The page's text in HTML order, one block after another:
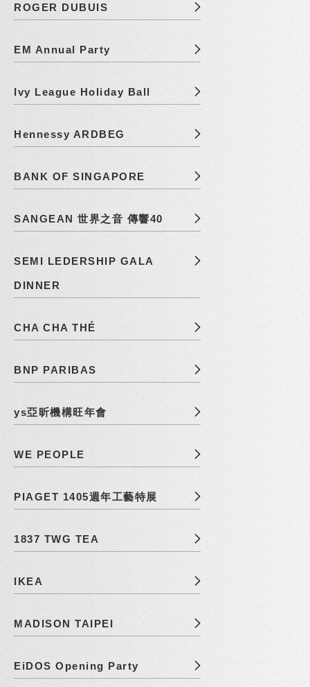
ROGER DUBUIS
EM Annual Party
Ivy League Holiday Ball
Hennessy ARDBEG
BANK OF SINGAPORE
SANGEAN 世界之音 傳響40
SEMI LEDERSHIP GALA
DINNER
CHA CHA THÉ
BNP PARIBAS
ys亞昕機構旺年會
WE PEOPLE
PIAGET 1405週年工藝特展
1837 TWG TEA
IKEA
MADISON TAIPEI
EiDOS Opening Party